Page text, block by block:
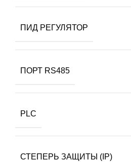
ПИД РЕГУЛЯТОР
ПОРТ RS485
PLC
СТЕПЕРЬ ЗАЩИТЫ (IP)